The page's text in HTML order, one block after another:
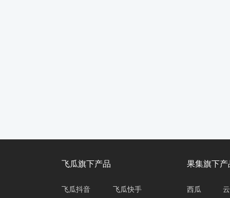
飞瓜旗下产品
飞瓜抖音 飞瓜快手
果集旗下产
西瓜